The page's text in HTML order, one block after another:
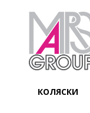
КОЛЯСКИ